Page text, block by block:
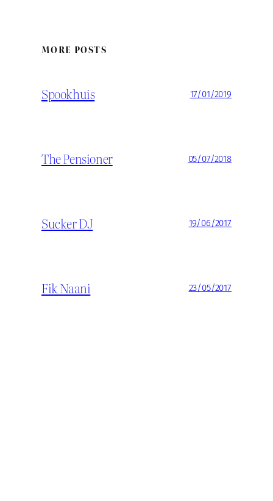
MORE POSTS
Spookhuis 17/01/2019
The Pensioner 05/07/2018
Sucker DJ 19/06/2017
Fik Naani 23/05/2017